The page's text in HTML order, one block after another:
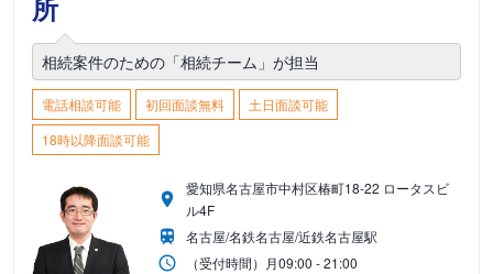
所
相続案件のための「相続チーム」が担当
電話相談可能 初回面談無料
土日面談可能
18時以降面談可能
愛知県名古屋市中村区椿町18-22 ロータスビ
ル4F
名古屋/名鉄名古屋/近鉄名古屋駅
（受付時間） 月09:00 - 21:00